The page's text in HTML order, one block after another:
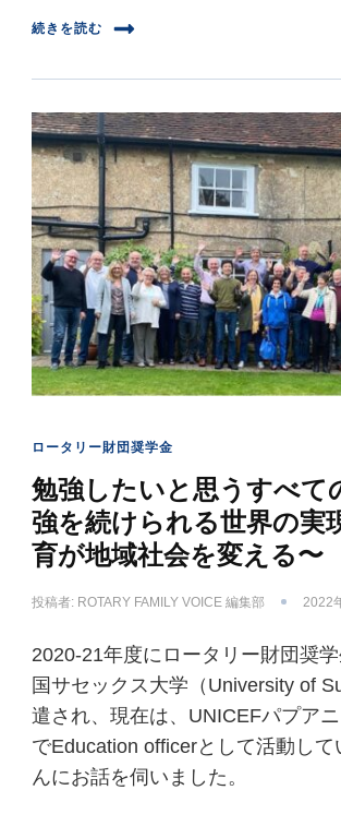
続きを読む
ロータリー財団奨学金
勉強したいと思うすべて
強を続けられる世界の実
育が地域社会を変える〜
投稿者: ROTARY FAMILY VOICE 編集部 2022
2020-21年度にロータリー財団奨
国サセックス大学（University of
遣され、現在は、UNICEFパプア
でEducation officerとして活動して
んにお話を伺いました。